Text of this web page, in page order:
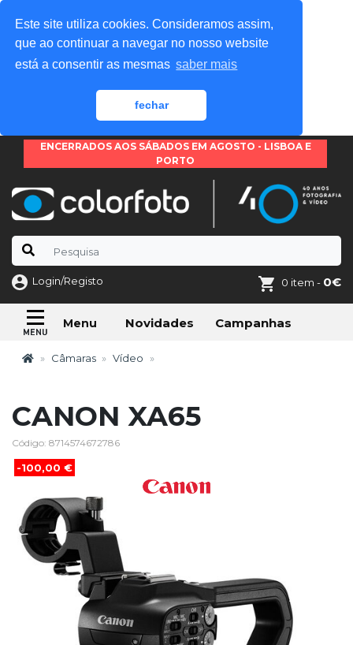
Este site utiliza cookies. Consideramos assim,
que ao continuar a navegar no nosso website
está a consentir as mesmas saber mais
fechar
ENCERRADOS AOS SÁBADOS EM AGOSTO - LISBOA E
PORTO
Login/Registo 0 item - 0€
Menu Novidades Campanhas
Câmaras Vídeo
CANON XA65
Código: 8714574672786
-100,00 €